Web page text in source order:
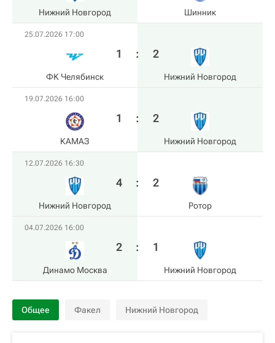
Нижний Новгород Шинник
25.07.2026 17:00
ФK Челябинск
1 : 2
Нижний Новгород
19.07.2026 16:00
КАМАЗ
1 : 2
Нижний Новгород
12.07.2026 16:30
Нижний Новгород
4 : 2
Ротор
04.07.2026 16:00
Динамо Москва
2 : 1
Нижний Новгород
Общее Факел Нижний Новгород